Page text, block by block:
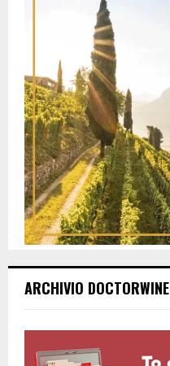
ARCHIVIO DOCTORWINE